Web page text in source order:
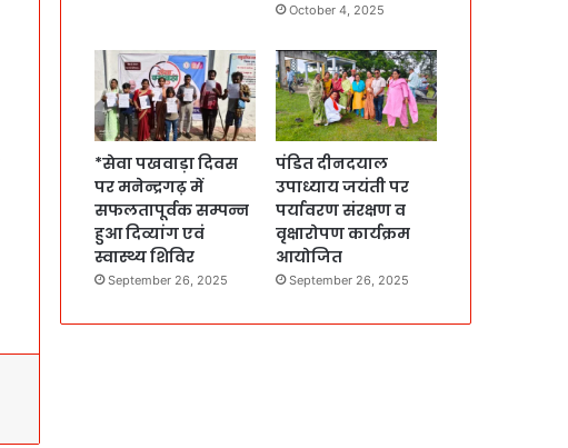
October 4, 2025
*सेवा पखवाड़ा दिवस
पर मनेन्द्रगढ़ में
सफलतापूर्वक सम्पन्न
हुआ दिव्यांग एवं
स्वास्थ्य शिविर
September 26, 2025
पंडित दीनदयाल
उपाध्याय जयंती पर
पर्यावरण संरक्षण व
वृक्षारोपण कार्यक्रम
आयोजित
September 26, 2025